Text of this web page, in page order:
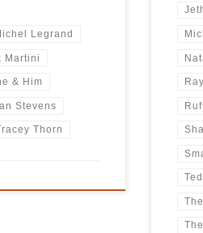
Legrand
Martini
& Him
Stevens
Thorn